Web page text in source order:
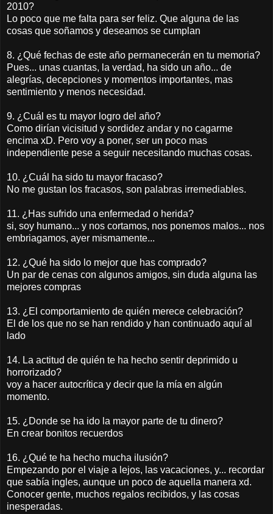
2010?
Lo poco que me falta para ser feliz. Que alguna de las
cosas que soñamos y deseamos se cumplan
8. ¿Qué fechas de este año permanecerán en tu memoria?
Pues... unas cuantas, la verdad, ha sido un año... de
alegrías, decepciones y momentos importantes, mas
sentimiento y menos necesidad.
9. ¿Cuál es tu mayor logro del año?
Como dirían vicisitud y sordidez andar y no cagarme
encima xD. Pero voy a poner, ser un poco mas
independiente pese a seguir necesitando muchas cosas.
10. ¿Cuál ha sido tu mayor fracaso?
No me gustan los fracasos, son palabras irremediables.
11. ¿Has sufrido una enfermedad o herida?
si, soy humano... y nos cortamos, nos ponemos malos... nos
embriagamos, ayer mismamente...
12. ¿Qué ha sido lo mejor que has comprado?
Un par de cenas con algunos amigos, sin duda alguna las
mejores compras
13. ¿El comportamiento de quién merece celebración?
El de los que no se han rendido y han continuado aquí al
lado
14. La actitud de quién te ha hecho sentir deprimido u
horrorizado?
voy a hacer autocrítica y decir que la mía en algún
momento.
15. ¿Donde se ha ido la mayor parte de tu dinero?
En crear bonitos recuerdos
16. ¿Qué te ha hecho mucha ilusión?
Empezando por el viaje a lejos, las vacaciones, y... recordar
que sabía ingles, aunque un poco de aquella manera xd.
Conocer gente, muchos regalos recibidos, y las cosas
inesperadas.